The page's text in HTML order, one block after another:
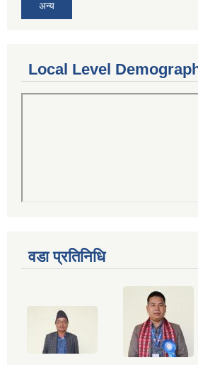
अन्य
Local Level
वडा प्रतिनिधि